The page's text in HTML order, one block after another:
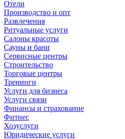
Отели
Производство и опт
Развлечения
Ритуальные услуги
Салоны красоты
Сауны и бани
Сервисные центры
Строительство
Торговые центры
Тренинги
Услуги для бизнеса
Услуги связи
Финансы и страхование
Фитнес
Хозуслуги
Юридические услуги